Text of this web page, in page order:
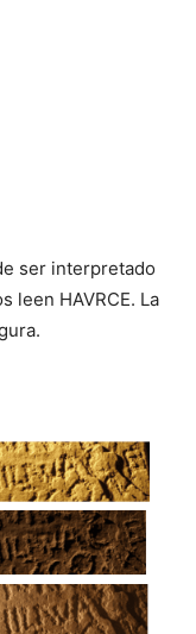
ser interpretado
leen HAVRCE. La